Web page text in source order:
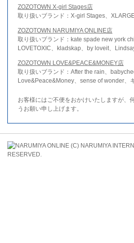
ZOZOTOWN X-girl Stages店
取り扱いブランド：X-girl Stages、
ZOZOTOWN NARUMIYA ONLINE店
取り扱いブランド：kate spade new york
LOVETOXIC、kladskap、by loveit、
ZOZOTOWN LOVE&PEACE&MONEY店
取り扱いブランド：After the rain、
Love&Peace&Money、sense of wonder、
お客様にはご不便をおかけいたしますが、
うお願い申し上げます。